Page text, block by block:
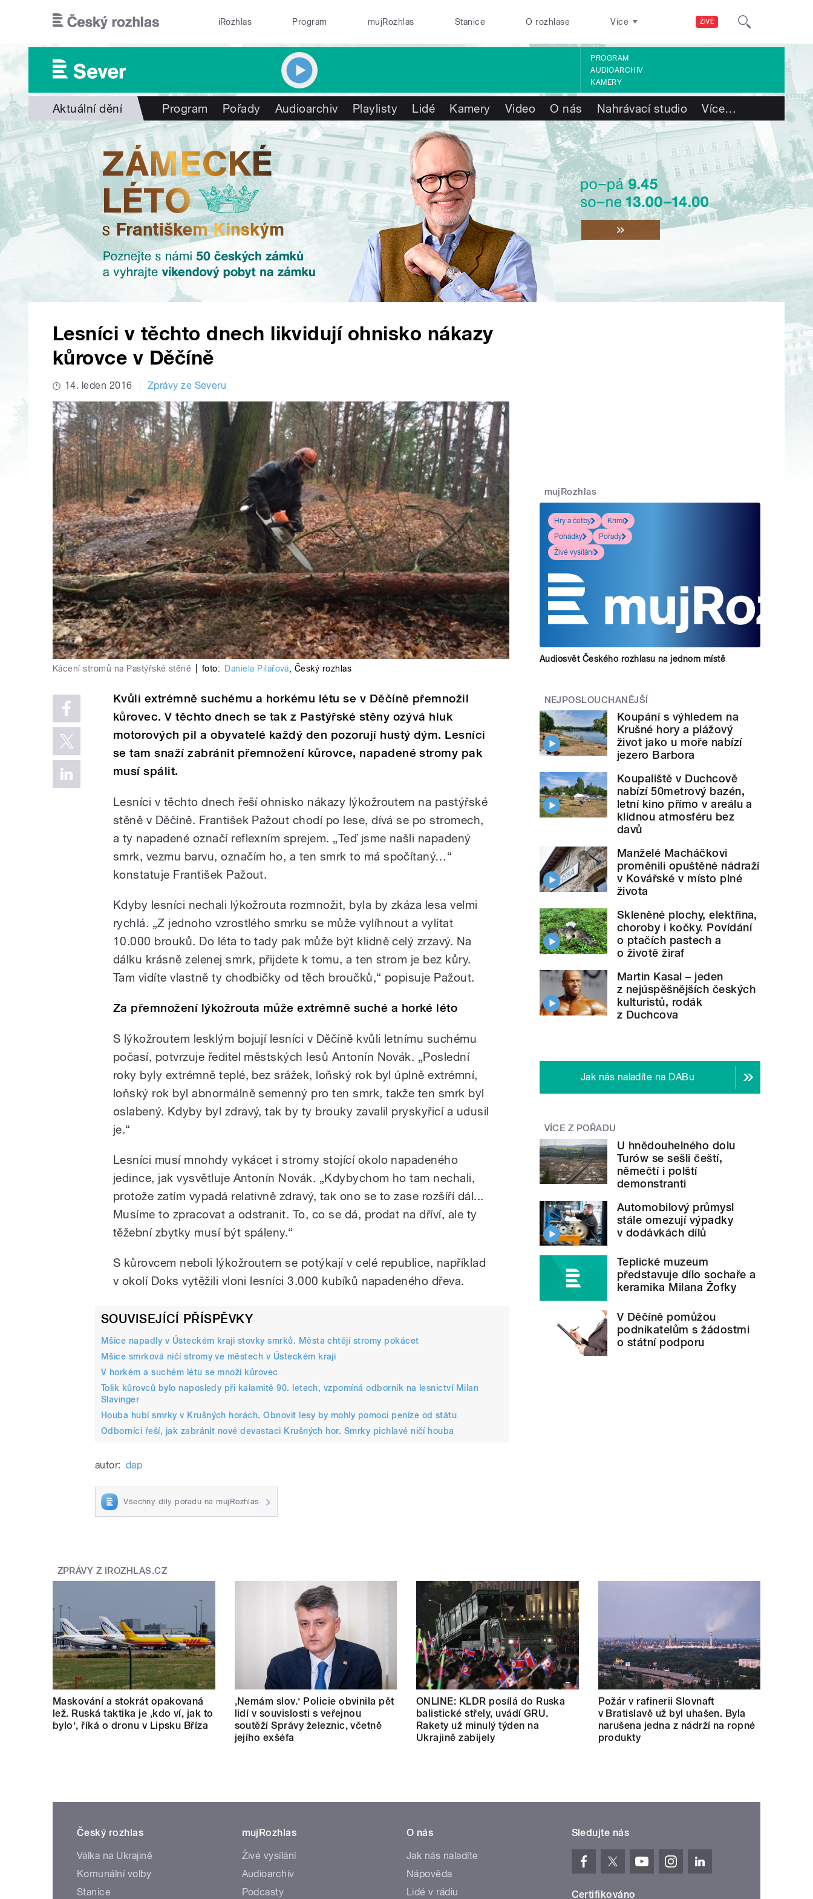
ŽIVĚ
iRozhlas Program mujRozhlas Stanice O rozhlase Více
PROGRAM
AUDIOARCHIV
KAMERY
Aktuální dění Program Pořady Audioarchiv Playlisty Lidé Kamery Video O nás Nahrávací studio Více…
Lesníci v těchto dnech likvidují ohnisko nákazy
kůrovce v Děčíně
14. leden 2016 Zprávy ze Severu
Kácení stromů na Pastýřské stěně foto: Daniela Pilařová, Český rozhlas
Kvůli extrémně suchému a horkému létu se v Děčíně přemnožil
kůrovec. V těchto dnech se tak z Pastýřské stěny ozývá hluk
motorových pil a obyvatelé každý den pozorují hustý dým. Lesníci
se tam snaží zabránit přemnožení kůrovce, napadené stromy pak
musí spálit.
Lesníci v těchto dnech řeší ohnisko nákazy lýkožroutem na pastýřské
stěně v Děčíně. František Pažout chodí po lese, dívá se po stromech,
a ty napadené označí reflexním sprejem. „Teď jsme našli napadený
smrk, vezmu barvu, označím ho, a ten smrk to má spočítaný…“
konstatuje František Pažout.
Kdyby lesníci nechali lýkožrouta rozmnožit, byla by zkáza lesa velmi
rychlá. „Z jednoho vzrostlého smrku se může vylíhnout a vylítat
10.000 brouků. Do léta to tady pak může být klidně celý zrzavý. Na
dálku krásně zelenej smrk, přijdete k tomu, a ten strom je bez kůry.
Tam vidíte vlastně ty chodbičky od těch broučků,“ popisuje Pažout.
Za přemnožení lýkožrouta může extrémně suché a horké léto
S lýkožroutem lesklým bojují lesníci v Děčíně kvůli letnímu suchému
počasí, potvrzuje ředitel městských lesů Antonín Novák. „Poslední
roky byly extrémně teplé, bez srážek, loňský rok byl úplně extrémní,
loňský rok byl abnormálně semenný pro ten smrk, takže ten smrk byl
oslabený. Kdyby byl zdravý, tak by ty brouky zavalil pryskyřicí a udusil
je.“
Lesníci musí mnohdy vykácet i stromy stojící okolo napadeného
jedince, jak vysvětluje Antonín Novák. „Kdybychom ho tam nechali,
protože zatím vypadá relativně zdravý, tak ono se to zase rozšíří dál...
Musíme to zpracovat a odstranit. To, co se dá, prodat na dříví, ale ty
těžební zbytky musí být spáleny.“
S kůrovcem neboli lýkožroutem se potýkají v celé republice, například
v okolí Doks vytěžili vloni lesníci 3.000 kubíků napadeného dřeva.
SOUVISEJÍCÍ PŘÍSPĚVKY
Mšice napadly v Ústeckém kraji stovky smrků. Města chtějí stromy pokácet
Mšice smrková ničí stromy ve městech v Ústeckém kraji
V horkém a suchém létu se množí kůrovec
Tolik kůrovců bylo naposledy při kalamitě 90. letech, vzpomíná odborník na lesnictví Milan
Slavinger
Houba hubí smrky v Krušných horách. Obnovit lesy by mohly pomoci peníze od státu
Odborníci řeší, jak zabránit nové devastaci Krušných hor. Smrky pichlavé ničí houba
autor: dap
Všechny díly pořadu na mujRozhlas
mujRozhlas
Hry a četby
Krimi
Pohádky
Pořady
Živé vysílání
Audiosvět Českého rozhlasu na jednom místě
NEJPOSLOUCHANĚJŠÍ
Koupání s výhledem na
Krušné hory a plážový
život jako u moře nabízí
jezero Barbora
Koupaliště v Duchcově
nabízí 50metrový bazén,
letní kino přímo v areálu a
klidnou atmosféru bez
davů
Manželé Macháčkovi
proměnili opuštěné nádraží
v Kovářské v místo plné
života
Skleněné plochy, elektřina,
choroby i kočky. Povídání
o ptačích pastech a
o životě žiraf
Martin Kasal – jeden
z nejúspěšnějších českých
kulturistů, rodák
z Duchcova
Jak nás naladíte na DABu
VÍCE Z POŘADU
U hnědouhelného dolu
Turów se sešli čeští,
němečtí i polští
demonstranti
Automobilový průmysl
stále omezují výpadky
v dodávkách dílů
Teplické muzeum
představuje dílo sochaře a
keramika Milana Žofky
V Děčíně pomůžou
podnikatelům s žádostmi
o státní podporu
ZPRÁVY Z IROZHLAS.CZ
Maskování a stokrát opakovaná
lež. Ruská taktika je ‚kdo ví, jak to
bylo‘, říká o dronu v Lipsku Bříza
‚Nemám slov.‘ Policie obvinila pět
lidí v souvislosti s veřejnou
soutěží Správy železnic, včetně
jejího exšéfa
ONLINE: KLDR posílá do Ruska
balistické střely, uvádí GRU.
Rakety už minulý týden na
Ukrajině zabíjely
Požár v rafinerii Slovnaft
v Bratislavě už byl uhašen. Byla
narušena jedna z nádrží na ropné
produkty
Český rozhlas
Válka na Ukrajině
Komunální volby
Stanice
mujRozhlas
Živé vysílání
Audioarchiv
Podcasty
O nás
Jak nás naladíte
Nápověda
Lidé v rádiu
Sledujte nás
Certifikováno